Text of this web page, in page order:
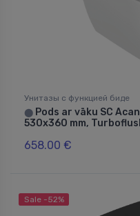
Унитазы с функцией биде
⬤ Pods ar vāku SC
530x360 mm,
658.00 €
Sale -52%